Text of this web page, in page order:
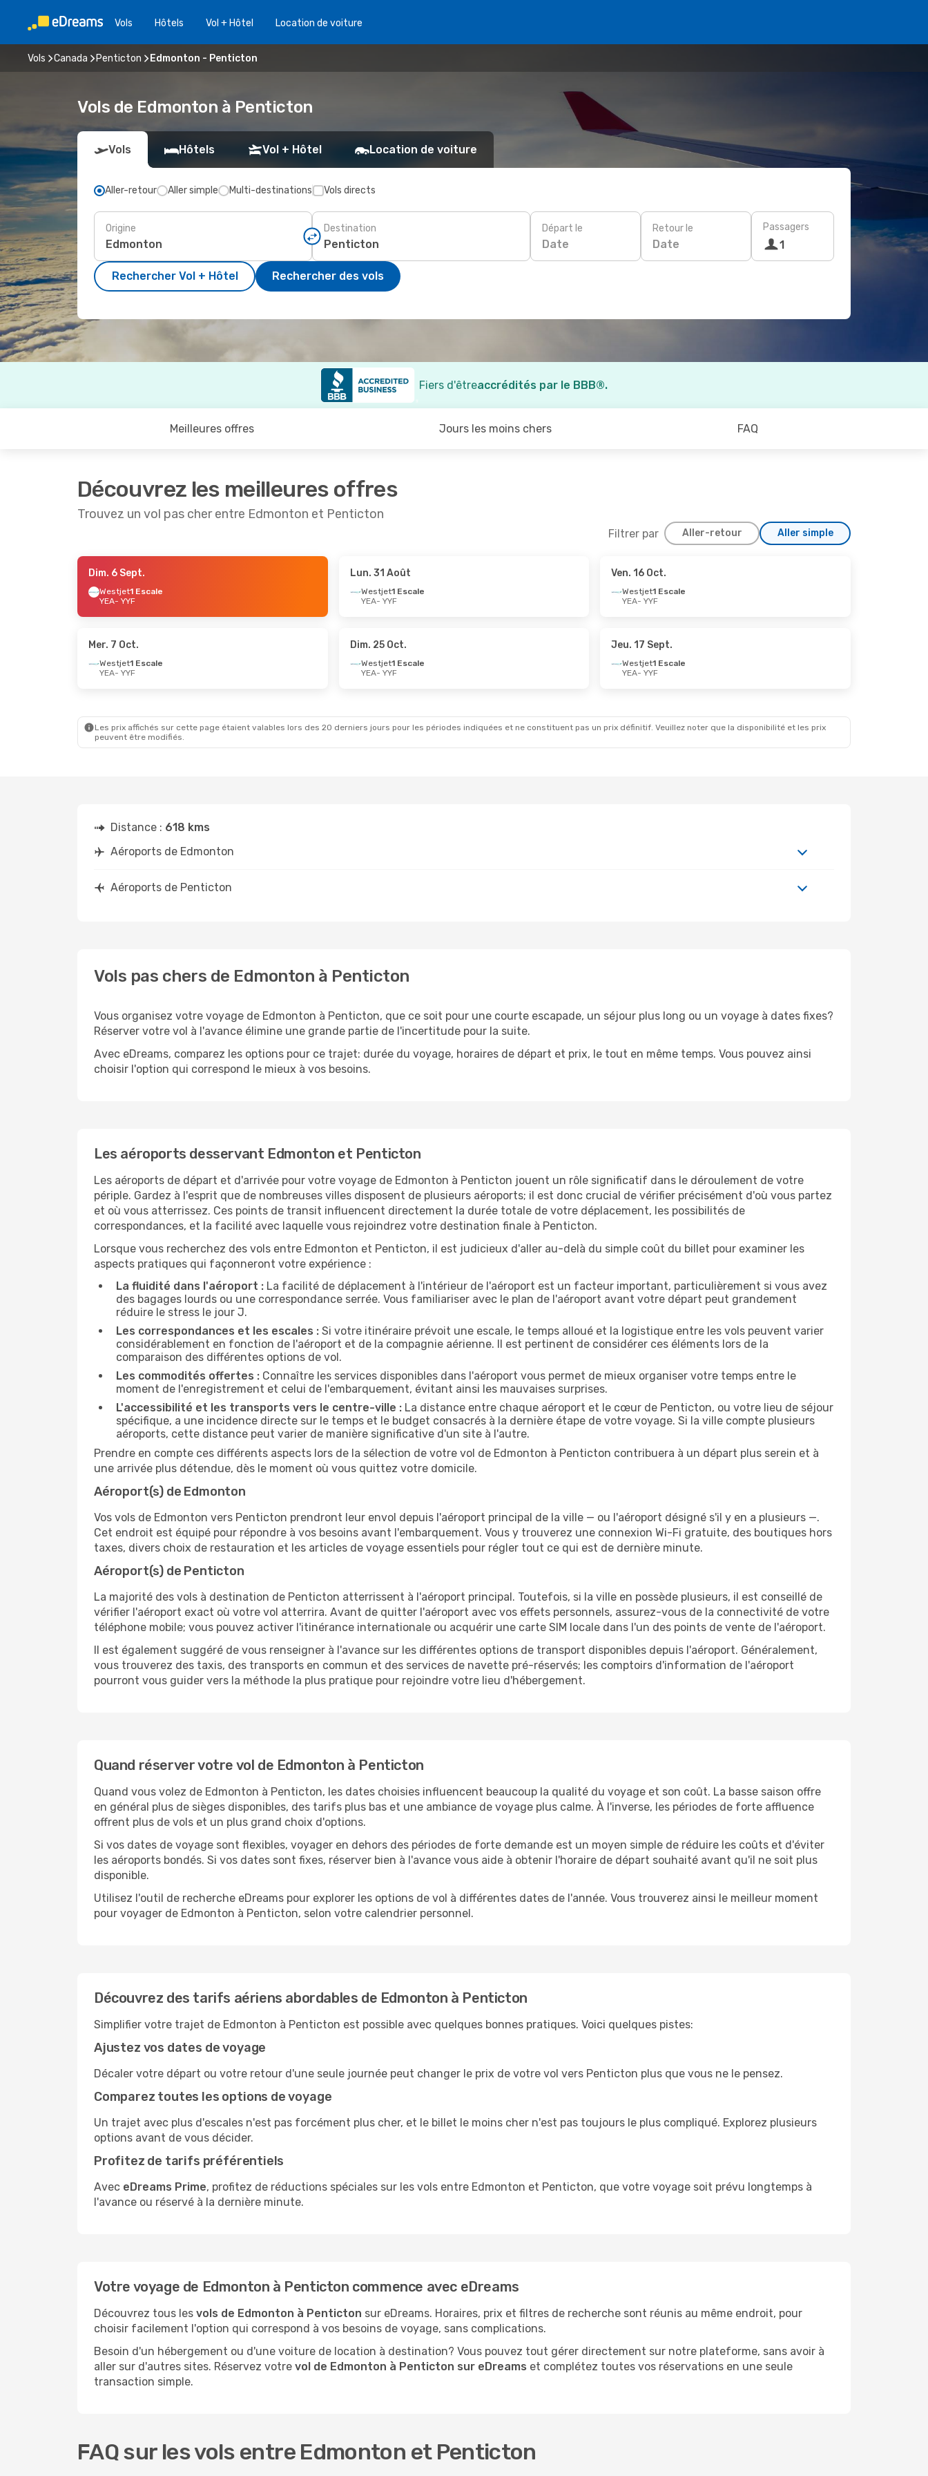
Vols Hôtels Vol + Hôtel Location de voiture
Vols Canada Penticton Edmonton - Penticton
Vols de Edmonton à Penticton
Vols Hôtels Vol + Hôtel Location de voiture
Aller-retour Aller simple Multi-destinations Vols directs
Origine Destination Départ le
Date
Retour le
Date
Passagers
1
Rechercher Vol + Hôtel Rechercher des vols
Fiers d'êtreaccrédités par le BBB®.
Meilleures offres Jours les moins chers FAQ
Découvrez les meilleures offres
Trouvez un vol pas cher entre Edmonton et Penticton
Filtrer par Aller-retour Aller simple
- Mar. 25 Août
- Lun. 5 Oct. - Lun. 21 Sept.
YYF
- YEA
- Jeu. 29 Oct.
- YEA
Dim. 6 Sept.
Westjet1 Escale
YEA- YYF
Lun. 31 Août
Westjet1 Escale
YEA- YYF
Ven. 16 Oct.
Westjet1 Escale
YEA- YYF
Mer. 7 Oct.
Westjet1 Escale
YEA- YYF
Dim. 25 Oct.
Westjet1 Escale
YEA- YYF
Jeu. 17 Sept.
Westjet1 Escale
YEA- YYF
Les prix affichés sur cette page étaient valables lors des 20 derniers jours pour les périodes indiquées et ne constituent pas un prix définitif. Veuillez noter que la disponibilité et les prix
peuvent être modifiés.
Distance : 618 kms
Aéroports de Edmonton
Aéroports de Penticton
Vols pas chers de Edmonton à Penticton
Vous organisez votre voyage de Edmonton à Penticton, que ce soit pour une courte escapade, un séjour plus long ou un voyage à dates fixes?
Réserver votre vol à l'avance élimine une grande partie de l'incertitude pour la suite.
Avec eDreams, comparez les options pour ce trajet: durée du voyage, horaires de départ et prix, le tout en même temps. Vous pouvez ainsi
choisir l'option qui correspond le mieux à vos besoins.
Les aéroports desservant Edmonton et Penticton
Les aéroports de départ et d'arrivée pour votre voyage de Edmonton à Penticton jouent un rôle significatif dans le déroulement de votre
périple. Gardez à l'esprit que de nombreuses villes disposent de plusieurs aéroports; il est donc crucial de vérifier précisément d'où vous partez
et où vous atterrissez. Ces points de transit influencent directement la durée totale de votre déplacement, les possibilités de
correspondances, et la facilité avec laquelle vous rejoindrez votre destination finale à Penticton.
Lorsque vous recherchez des vols entre Edmonton et Penticton, il est judicieux d'aller au-delà du simple coût du billet pour examiner les
aspects pratiques qui façonneront votre expérience :
La fluidité dans l'aéroport : La facilité de déplacement à l'intérieur de l'aéroport est un facteur important, particulièrement si vous avez
des bagages lourds ou une correspondance serrée. Vous familiariser avec le plan de l'aéroport avant votre départ peut grandement
réduire le stress le jour J.
Les correspondances et les escales : Si votre itinéraire prévoit une escale, le temps alloué et la logistique entre les vols peuvent varier
considérablement en fonction de l'aéroport et de la compagnie aérienne. Il est pertinent de considérer ces éléments lors de la
comparaison des différentes options de vol.
Les commodités offertes : Connaître les services disponibles dans l'aéroport vous permet de mieux organiser votre temps entre le
moment de l'enregistrement et celui de l'embarquement, évitant ainsi les mauvaises surprises.
L'accessibilité et les transports vers le centre-ville : La distance entre chaque aéroport et le cœur de Penticton, ou votre lieu de séjour
spécifique, a une incidence directe sur le temps et le budget consacrés à la dernière étape de votre voyage. Si la ville compte plusieurs
aéroports, cette distance peut varier de manière significative d'un site à l'autre.
Prendre en compte ces différents aspects lors de la sélection de votre vol de Edmonton à Penticton contribuera à un départ plus serein et à
une arrivée plus détendue, dès le moment où vous quittez votre domicile.
Aéroport(s) de Edmonton
Vos vols de Edmonton vers Penticton prendront leur envol depuis l'aéroport principal de la ville — ou l'aéroport désigné s'il y en a plusieurs —.
Cet endroit est équipé pour répondre à vos besoins avant l'embarquement. Vous y trouverez une connexion Wi-Fi gratuite, des boutiques hors
taxes, divers choix de restauration et les articles de voyage essentiels pour régler tout ce qui est de dernière minute.
Aéroport(s) de Penticton
La majorité des vols à destination de Penticton atterrissent à l'aéroport principal. Toutefois, si la ville en possède plusieurs, il est conseillé de
vérifier l'aéroport exact où votre vol atterrira. Avant de quitter l'aéroport avec vos effets personnels, assurez-vous de la connectivité de votre
téléphone mobile; vous pouvez activer l'itinérance internationale ou acquérir une carte SIM locale dans l'un des points de vente de l'aéroport.
Il est également suggéré de vous renseigner à l'avance sur les différentes options de transport disponibles depuis l'aéroport. Généralement,
vous trouverez des taxis, des transports en commun et des services de navette pré-réservés; les comptoirs d'information de l'aéroport
pourront vous guider vers la méthode la plus pratique pour rejoindre votre lieu d'hébergement.
Quand réserver votre vol de Edmonton à Penticton
Quand vous volez de Edmonton à Penticton, les dates choisies influencent beaucoup la qualité du voyage et son coût. La basse saison offre
en général plus de sièges disponibles, des tarifs plus bas et une ambiance de voyage plus calme. À l'inverse, les périodes de forte affluence
offrent plus de vols et un plus grand choix d'options.
Si vos dates de voyage sont flexibles, voyager en dehors des périodes de forte demande est un moyen simple de réduire les coûts et d'éviter
les aéroports bondés. Si vos dates sont fixes, réserver bien à l'avance vous aide à obtenir l'horaire de départ souhaité avant qu'il ne soit plus
disponible.
Utilisez l'outil de recherche eDreams pour explorer les options de vol à différentes dates de l'année. Vous trouverez ainsi le meilleur moment
pour voyager de Edmonton à Penticton, selon votre calendrier personnel.
Découvrez des tarifs aériens abordables de Edmonton à Penticton
Simplifier votre trajet de Edmonton à Penticton est possible avec quelques bonnes pratiques. Voici quelques pistes:
Ajustez vos dates de voyage
Décaler votre départ ou votre retour d'une seule journée peut changer le prix de votre vol vers Penticton plus que vous ne le pensez.
Comparez toutes les options de voyage
Un trajet avec plus d'escales n'est pas forcément plus cher, et le billet le moins cher n'est pas toujours le plus compliqué. Explorez plusieurs
options avant de vous décider.
Profitez de tarifs préférentiels
Avec eDreams Prime, profitez de réductions spéciales sur les vols entre Edmonton et Penticton, que votre voyage soit prévu longtemps à
l'avance ou réservé à la dernière minute.
Votre voyage de Edmonton à Penticton commence avec eDreams
Découvrez tous les vols de Edmonton à Penticton sur eDreams. Horaires, prix et filtres de recherche sont réunis au même endroit, pour
choisir facilement l'option qui correspond à vos besoins de voyage, sans complications.
Besoin d'un hébergement ou d'une voiture de location à destination? Vous pouvez tout gérer directement sur notre plateforme, sans avoir à
aller sur d'autres sites. Réservez votre vol de Edmonton à Penticton sur eDreams et complétez toutes vos réservations en une seule
transaction simple.
FAQ sur les vols entre Edmonton et Penticton